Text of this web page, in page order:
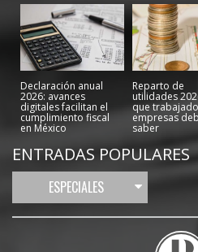
Declaración anual
2026: avances
digitales facilitan el
cumplimiento fiscal
en México
Reparto de
utilidades
que
empresas
saber
ENTRADAS POPULARES
ESPECIALES